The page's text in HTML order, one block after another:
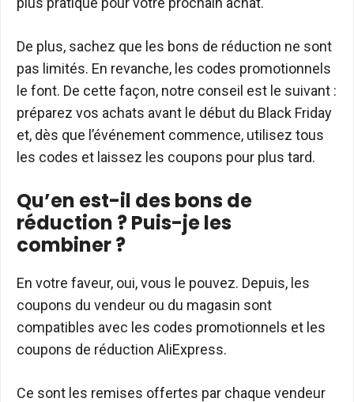
De plus, sachez que les bons de réduction ne sont
pas limités. En revanche, les codes promotionnels
le font. De cette façon, notre conseil est le suivant :
préparez vos achats avant le début du Black Friday
et, dès que l’événement commence, utilisez tous
les codes et laissez les coupons pour plus tard.
Qu’en est-il des bons de
réduction ? Puis-je les
combiner ?
En votre faveur, oui, vous le pouvez. Depuis, les
coupons du vendeur ou du magasin sont
compatibles avec les codes promotionnels et les
coupons de réduction AliExpress.
Ce sont les remises offertes par chaque vendeur